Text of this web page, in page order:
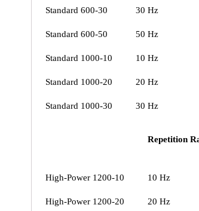
Standard 600-30 30 Hz
Standard 600-50 50 Hz
Standard 1000-10 10 Hz
Standard 1000-20 20 Hz
Standard 1000-30 30 Hz
Repetition
High-Power 1200-10 10 Hz
High-Power 1200-20 20 Hz